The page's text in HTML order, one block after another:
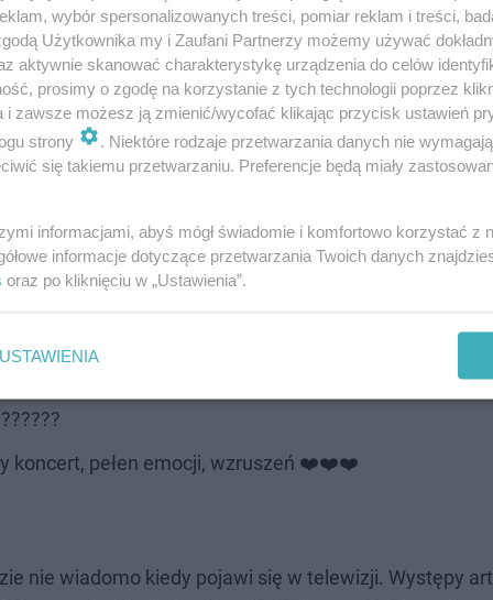
koncertu Fundacji Polsat w mikołajkowy wieczór 6
przykuła największą uwagę widzów, ponieważ po
która eksponowała jej ciążowy brzuszek. Jednak
Artystka postawiła na sentymentalne
który promował również film o takim samym tytule. Co
miejsce 4 stycznia 2017 roku na antenie Radia
występu w telewizji Polsat i zalewają ją ciepłymi
Jakże pięknie się to ogląda. Wszystkiego
koncert, pełen emocji, wzruszeń ❤️❤️❤️
nie wiadomo kiedy pojawi się w telewizji. Występy
wybór spersonalizowanych treści, pomiar reklam i treści,
Użytkownika my i Zaufani Partnerzy możemy używać
aktywnie skanować charakterystykę urządzenia do celów
prosimy o zgodę na korzystanie z tych technologii poprzez
i zawsze możesz ją zmienić/wycofać klikając przycisk ustawień
strony
. Niektóre rodzaje przetwarzania danych nie
się takiemu przetwarzaniu. Preferencje będą miały
informacjami, abyś mógł świadomie i komfortowo korzystać z
informacje dotyczące przetwarzania Twoich danych
oraz po kliknięciu w „Ustawienia”.
USTAWIENIA